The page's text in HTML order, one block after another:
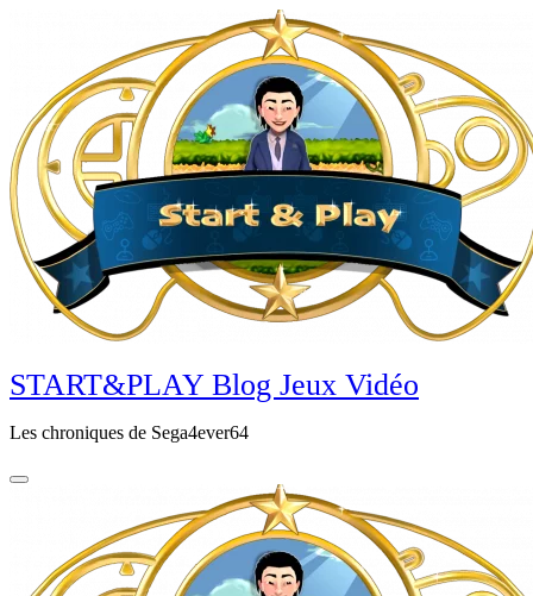
principal
START&PLAY Blog Jeux Vidéo
Les chroniques de Sega4ever64